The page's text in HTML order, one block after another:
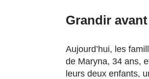
Grandir
Aujourd’hui, les
de Maryna, 34 ans,
leurs deux enfants,